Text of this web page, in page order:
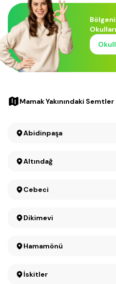
Mamak Yakınındaki Semtler
Abidinpaşa
Altındağ
Cebeci
Dikimevi
Hamamönü
İskitler